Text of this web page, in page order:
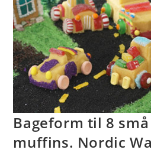
Bageform til 8
muffins. Nordic